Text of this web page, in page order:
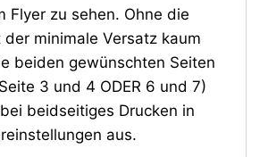
Flyer zu sehen. Ohne die
minimale Versatz kaum
beiden gewünschten Seiten
3 und 4 ODER 6 und 7)
beidseitiges Drucken in
aus.